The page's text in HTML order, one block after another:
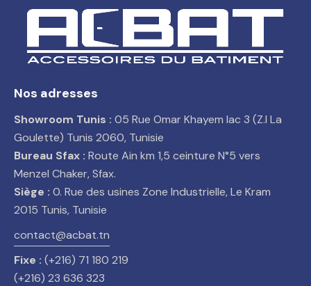
Nos adresses
Showroom Tunis : 05 Rue Omar Khayem lac 3 (Z.I La
Goulette) Tunis 2060, Tunisie
Bureau Sfax : Route Ain km 1,5 ceinture N°5 vers
Menzel Chaker, Sfax.
Siège : 0. Rue des usines Zone Industrielle, Le Kram
2015 Tunis, Tunisie
contact@acbat.tn
Fixe : (+216) 71 180 219
(+216) 23 636 323